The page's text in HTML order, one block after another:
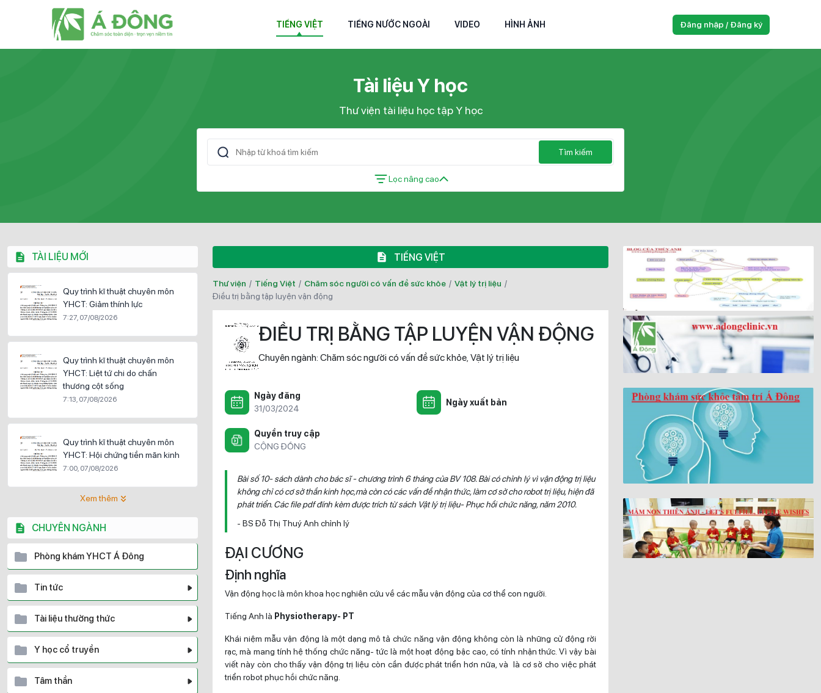
TIẾNG VIỆT TIẾNG NƯỚC NGOÀI VIDEO HÌNH ẢNH Đăng nhập / Đăng ký
Tài liệu Y học
Thư viện tài liệu học tập Y học
Tìm kiếm
Lọc nâng cao
TÀI LIỆU MỚI
Quy trình kĩ thuật chuyên môn
YHCT: Giảm thính lực
7:27, 07/08/2026
Quy trình kĩ thuật chuyên môn
YHCT: Liệt tứ chi do chấn
thương cột sống
7:13, 07/08/2026
Quy trình kĩ thuật chuyên môn
YHCT: Hội chứng tiền mãn kinh
7:00, 07/08/2026
Xem thêm
CHUYÊN NGÀNH
Phòng khám YHCT Á Đông
Tin tức
Tài liệu thường thức
Y học cổ truyền
Tâm thần
TIẾNG VIỆT
Thư viện / Tiếng Việt / Chăm sóc người có vấn đề sức khỏe / Vật lý trị liệu /
điều trị bằng tập luyện vận động
ĐIỀU TRỊ BẰNG TẬP LUYỆN VẬN ĐỘNG
Chuyên ngành: Chăm sóc người có vấn đề sức khỏe Vật lý trị liệu
Ngày đăng
31/03/2024
Ngày xuất bản
Quyền truy cập
CỘNG ĐỒNG
Bài số 10- sách dành cho bác sĩ - chương trình 6 tháng của BV 108. Bài có chỉnh lý vì vận động trị liệu
không chỉ có cơ sở thần kinh học,mà còn có các vấn đề nhận thức, làm cơ sở cho robot trị liệu, hiện đã
phát triển. Các file pdf đính kèm được trích từ sách Vật lý trị liệu- Phục hồi chức năng, năm 2010.
- BS Đỗ Thị Thuý Anh chỉnh lý
ĐẠI CƯƠNG
Định nghĩa
Vận động học là môn khoa học nghiên cứu về các mẫu vận động của cơ thể con người.
Tiếng Anh là Physiotherapy- PT
Khái niệm mẫu vận động là một dạng mô tả chức năng vận động không còn là những cử động rời
rạc, mà mang tính hệ thống chức năng- tức là một hoạt động bậc cao, có tính nhận thức. Vì vậy bài
viết này còn cho thấy vận động trị liệu còn cần được phát triển hơn nữa, và là cơ sở cho việc phát
triển robot phục hồi chức năng.